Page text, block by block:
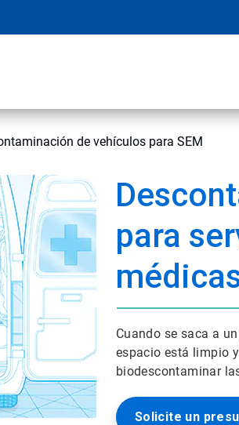
de vehículos para SEM
para
Cuando se saca a
espacio está limpio
biodescontaminar
Solicite un